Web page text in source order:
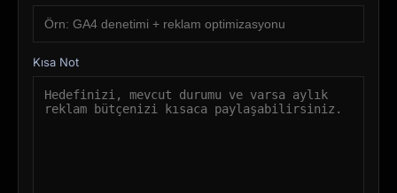
Kısa Not